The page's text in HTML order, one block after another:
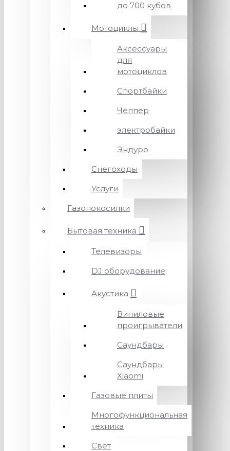
до 700 кубов
Мотоциклы
Аксессуары
для
мотоциклов
Спортбайки
Чеппер
электробайки
Эндуро
Снегоходы
Услуги
Газонокосилки
Бытовая техника
Телевизоры
DJ оборудование
Акустика
Виниловые
проигрыватели
Саундбары
Саундбары
Xiaomi
Газовые плиты
Многофункциональная
техника
Свет